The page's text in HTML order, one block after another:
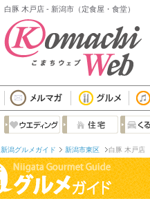
白豚 木戸店 - 新潟市（定食屋・食堂）
新潟グルメガイド 新潟市東区 白豚 木戸店